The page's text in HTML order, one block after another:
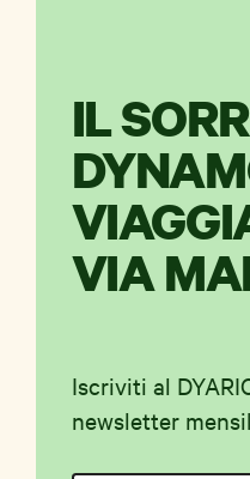
IL
VIA
Iscriviti al
newsletter